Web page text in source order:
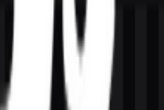
dengan rapi untuk situs
sambil mempertahankan